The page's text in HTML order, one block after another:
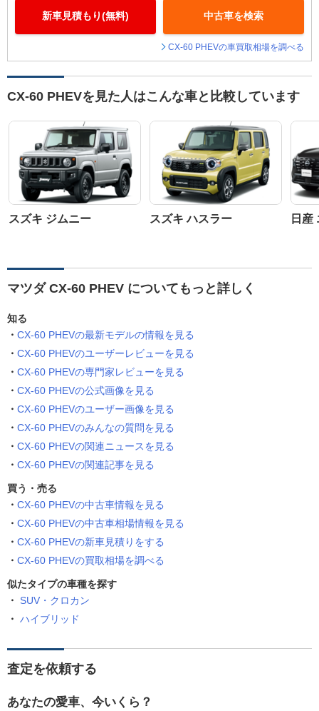
新車見積もり(無料) 中古車を検索
CX-60 PHEVの車買取相場を調べる
CX-60 PHEVを見た人はこんな車と比較しています
スズキ ジムニー スズキ ハスラー 日産
マツダ CX-60 PHEV についてもっと詳しく
知る
CX-60 PHEVの最新モデルの情報を見る
CX-60 PHEVのユーザーレビューを見る
CX-60 PHEVの専門家レビューを見る
CX-60 PHEVの公式画像を見る
CX-60 PHEVのユーザー画像を見る
CX-60 PHEVのみんなの質問を見る
CX-60 PHEVの関連ニュースを見る
CX-60 PHEVの関連記事を見る
買う・売る
CX-60 PHEVの中古車情報を見る
CX-60 PHEVの中古車相場情報を見る
CX-60 PHEVの新車見積りをする
CX-60 PHEVの買取相場を調べる
似たタイプの車種を探す
SUV・クロカン
ハイブリッド
査定を依頼する
あなたの愛車、今いくら？